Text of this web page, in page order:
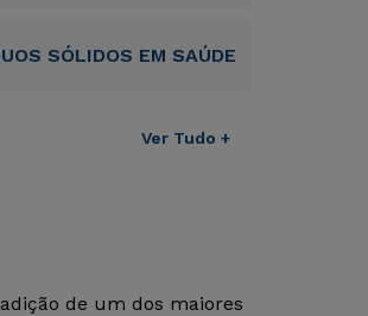
SÓLIDOS EM SAÚDE
Ver Tudo +
de um dos maiores